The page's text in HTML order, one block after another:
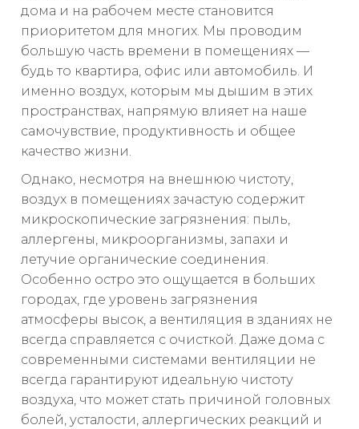
дома и на рабочем месте становится
приоритетом для многих. Мы проводим
большую часть времени в помещениях —
будь то квартира, офис или автомобиль. И
именно воздух, которым мы дышим в этих
пространствах, напрямую влияет на наше
самочувствие, продуктивность и общее
качество жизни.
Однако, несмотря на внешнюю чистоту,
воздух в помещениях зачастую содержит
микроскопические загрязнения: пыль,
аллергены, микроорганизмы, запахи и
летучие органические соединения.
Особенно остро это ощущается в больших
городах, где уровень загрязнения
атмосферы высок, а вентиляция в зданиях не
всегда справляется с очисткой. Даже дома с
современными системами вентиляции не
всегда гарантируют идеальную чистоту
воздуха, что может стать причиной головных
болей, усталости, аллергических реакций и